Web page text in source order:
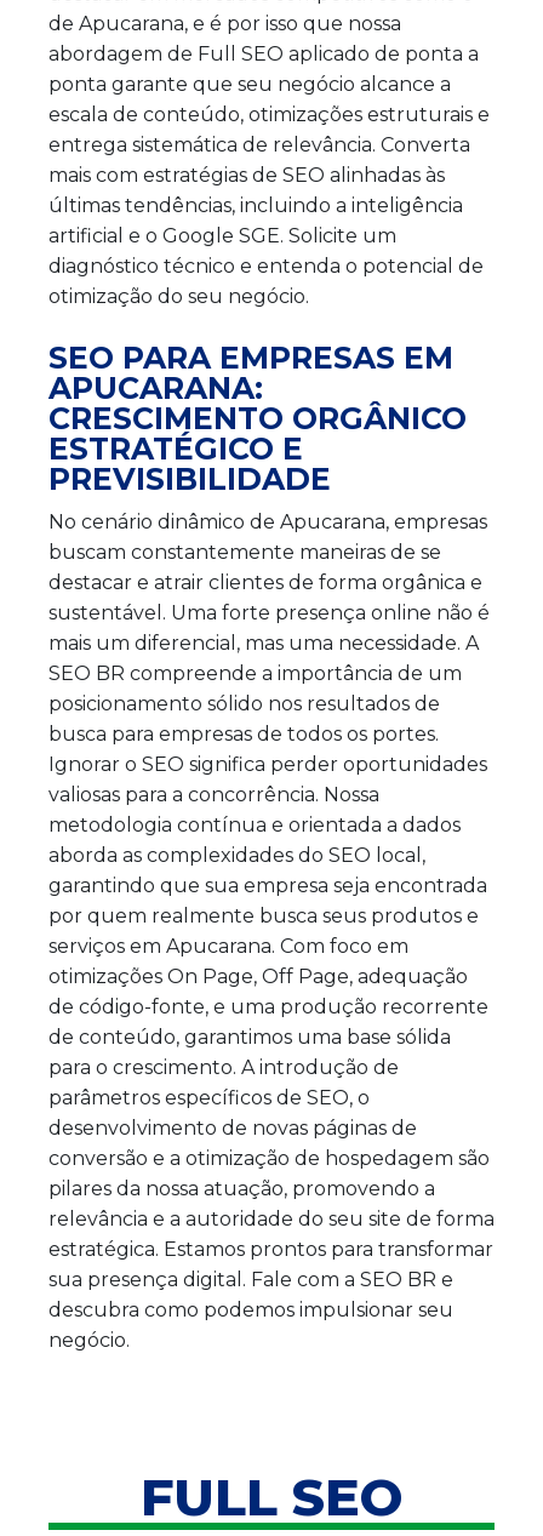
de Apucarana, e é por isso que nossa
abordagem de Full SEO aplicado de ponta a
ponta garante que seu negócio alcance a
escala de conteúdo, otimizações estruturais e
entrega sistemática de relevância. Converta
mais com estratégias de SEO alinhadas às
últimas tendências, incluindo a inteligência
artificial e o Google SGE. Solicite um
diagnóstico técnico e entenda o potencial de
otimização do seu negócio.
SEO PARA EMPRESAS EM
APUCARANA:
CRESCIMENTO ORGÂNICO
ESTRATÉGICO E
PREVISIBILIDADE
No cenário dinâmico de Apucarana, empresas
buscam constantemente maneiras de se
destacar e atrair clientes de forma orgânica e
sustentável. Uma forte presença online não é
mais um diferencial, mas uma necessidade. A
SEO BR compreende a importância de um
posicionamento sólido nos resultados de
busca para empresas de todos os portes.
Ignorar o SEO significa perder oportunidades
valiosas para a concorrência. Nossa
metodologia contínua e orientada a dados
aborda as complexidades do SEO local,
garantindo que sua empresa seja encontrada
por quem realmente busca seus produtos e
serviços em Apucarana. Com foco em
otimizações On Page, Off Page, adequação
de código-fonte, e uma produção recorrente
de conteúdo, garantimos uma base sólida
para o crescimento. A introdução de
parâmetros específicos de SEO, o
desenvolvimento de novas páginas de
conversão e a otimização de hospedagem são
pilares da nossa atuação, promovendo a
relevância e a autoridade do seu site de forma
estratégica. Estamos prontos para transformar
sua presença digital. Fale com a SEO BR e
descubra como podemos impulsionar seu
negócio.
FULL SEO